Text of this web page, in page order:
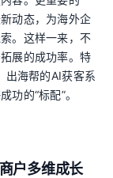
动态，为海外企
。这样一来，不
展的成功率。特
出海帮的AI获客系
功的“标配”。
户多维成长